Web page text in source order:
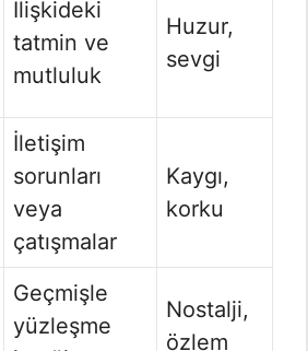
İlişkideki
tatmin ve
mutluluk
Huzur,
sevgi
İletişim
sorunları
veya
çatışmalar
Kaygı,
korku
Geçmişle
yüzleşme
Nostalji,
özlem